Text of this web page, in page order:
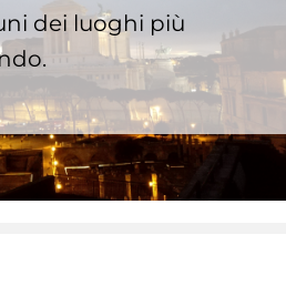
dei luoghi più